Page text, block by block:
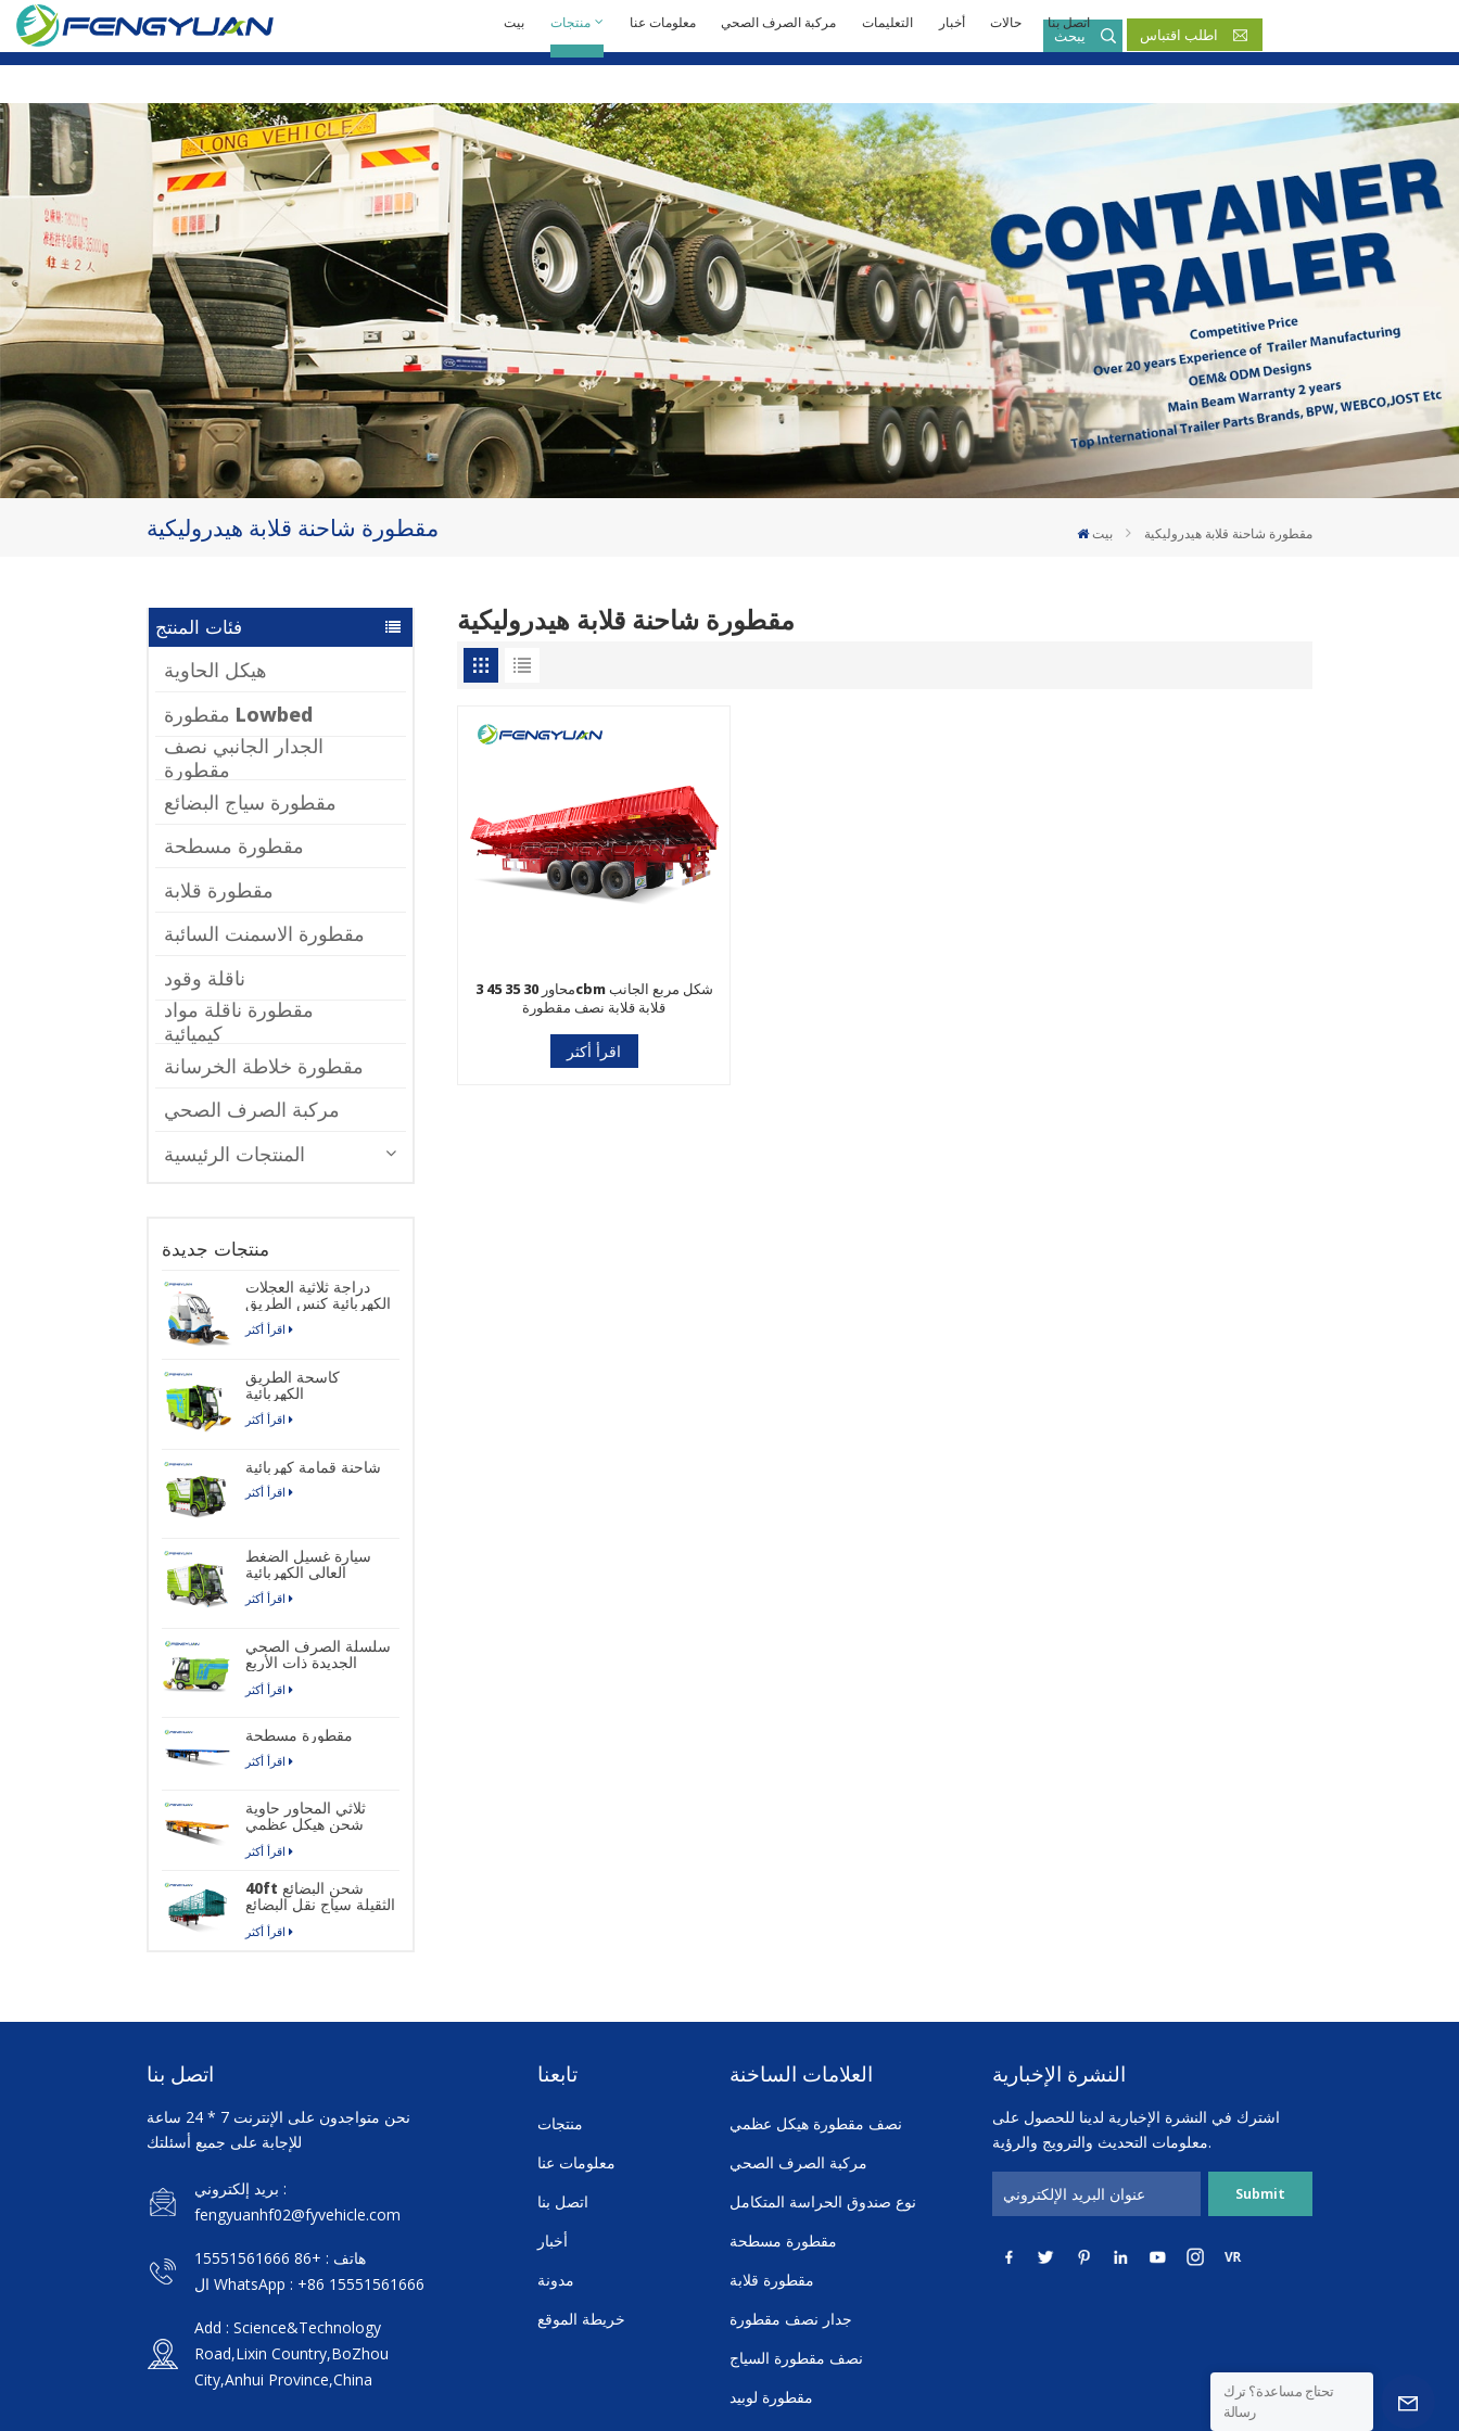
يبحث اطلب اقتباس
English
Русский язык
Español
Português
Malay
ภาษา
بالعربية
بيت منتجات معلومات عنا مركبة الصرف الصحي التعليمات أخبار حالات اتصل بنا
مقطورة شاحنة قلابة هيدروليكية بيت مقطورة شاحنة قلابة هيدروليكية
فئات المنتج
هيكل الحاوية
مقطورة Lowbed
الجدار الجانبي نصف
مقطورة
مقطورة سياج البضائع
مقطورة مسطحة
مقطورة قلابة
مقطورة الاسمنت السائبة
ناقلة وقود
مقطورة ناقلة مواد
كيميائية
مقطورة خلاطة الخرسانة
مركبة الصرف الصحي
المنتجات الرئيسية
منتجات جديدة
دراجة ثلاثية العجلات
الكهربائية كنس الطريق
اقرأ أكثر
كاسحة الطريق
الكهربائية
اقرأ أكثر
شاحنة قمامة كهربائية
اقرأ أكثر
سيارة غسيل الضغط
العالي الكهربائية
اقرأ أكثر
سلسلة الصرف الصحي
الجديدة ذات الأربع
عجلات شاحنة كنس
الشوارع الصناعية
اقرأ أكثر
مقطورة مسطحة
اقرأ أكثر
ثلاثي المحاور حاوية
شحن هيكل عظمي
نصف مقطورة
اقرأ أكثر
40ft شحن البضائع
الثقيلة سياج نقل البضائع
نصف مقطورة
اقرأ أكثر
مقطورة شاحنة قلابة هيدروليكية
3 محاور 30 35 45cbm شكل مربع الجانب
قلابة قلابة نصف مقطورة
اقرأ أكثر
اتصل بنا
نحن متواجدون على الإنترنت 7 * 24 ساعة
للإجابة على جميع أسئلتك
بريد إلكتروني :
fengyuanhf02@fyvehicle.com
هاتف : +86 15551561666
ال WhatsApp : +86 15551561666
Add : Science&Technology
Road,Lixin Country,BoZhou
City,Anhui Province,China
تابعنا
منتجات
معلومات عنا
اتصل بنا
أخبار
مدونة
خريطة الموقع
العلامات الساخنة
نصف مقطورة هيكل عظمي
مركبة الصرف الصحي
نوع صندوق الحراسة المتكامل
مقطورة مسطحة
مقطورة قلابة
جدار نصف مقطورة
نصف مقطورة السياج
مقطورة لوبيد
النشرة الإخبارية
اشترك في النشرة الإخبارية لدينا للحصول على
معلومات التحديث والترويج والرؤية.
تحتاج مساعدة؟ ترك
رسالة